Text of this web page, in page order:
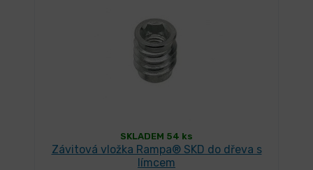
SKLADEM 54 ks
Závitová vložka Rampa® SKD do dřeva s
límcem